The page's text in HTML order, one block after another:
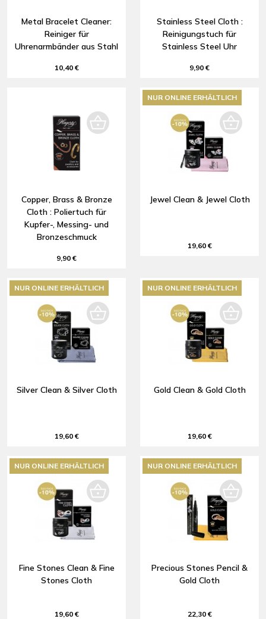
Metal Bracelet Cleaner:
Reiniger für
Uhrenarmbänder aus Stahl
10,40 €
Stainless Steel Cloth :
Reinigungstuch für
Stainless Steel Uhr
9,90 €
Copper, Brass & Bronze
Cloth : Poliertuch für
Kupfer-, Messing- und
Bronzeschmuck
9,90 €
Jewel Clean & Jewel Cloth
19,60 €
NUR ONLINE ERHÄLTLICH
Silver Clean & Silver Cloth
19,60 €
NUR ONLINE ERHÄLTLICH
Gold Clean & Gold Cloth
19,60 €
NUR ONLINE ERHÄLTLICH
Fine Stones Clean & Fine
Stones Cloth
19,60 €
NUR ONLINE ERHÄLTLICH
Precious Stones Pencil &
Gold Cloth
22,30 €
NUR ONLINE ERHÄLTLICH